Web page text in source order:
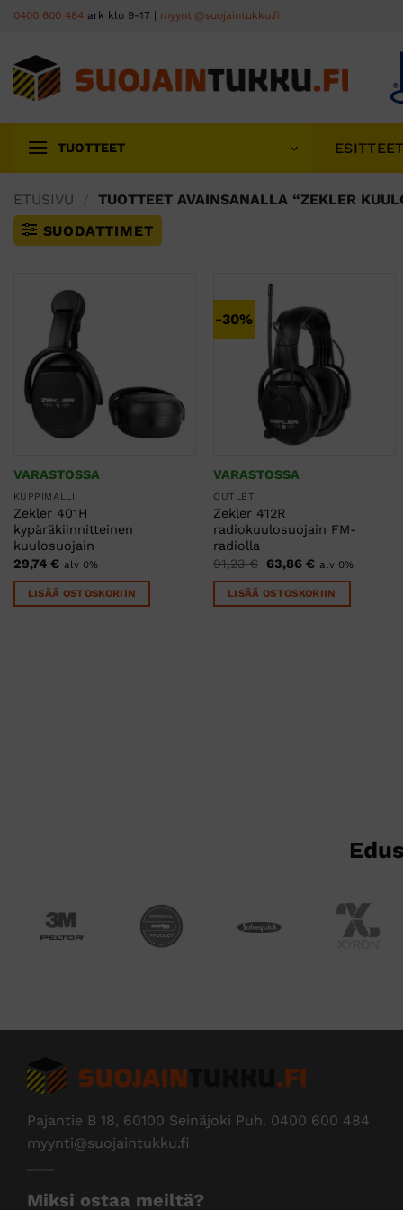
Skip
content
0400 600 484 ark klo 9-17 | myynti@suojaintukku.fi
TUOTTEET ESITTEET
ETUSIVU
TUOTTEET AVAINSANALLA “ZEKLER
SUODATTIMET
VARASTOSSA
KUPPIMALLI
Zekler 401H
kypäräkiinnitteinen
kuulosuojain
29,74 € alv 0%
LISÄÄ OSTOSKORIIN
-30%
VARASTOSSA
OUTLET
Zekler 412R
radiokuulosuojain FM-
radiolla
91,23€
Alkuperäinen
oli:
91,23 €.
63,86€Nykyinen
on:
63,86 €.
alv 0%
LISÄÄ OSTOSKORIIN
Pajantie B 18, 60100 Seinäjoki Puh. 0400 600 484
myynti@suojaintukku.fi
Miksi ostaa meiltä?